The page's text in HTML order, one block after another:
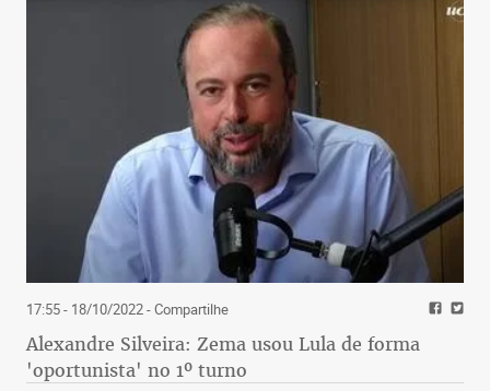
17:55 - 18/10/2022- Compartilhe
Alexandre Silveira: Zema usou Lula de forma
'oportunista' no 1º turno